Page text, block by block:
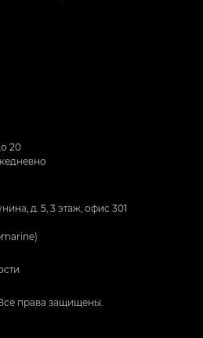
20
д. 5, 3 этаж, офис 301
права защищены.